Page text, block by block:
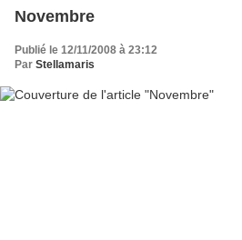
Novembre
Publié le 12/11/2008 à 23:12
Par Stellamaris